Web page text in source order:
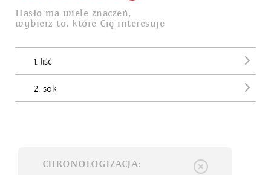
Jak korzystać
Hasło ma wiele znaczeń,
wybierz to, które Cię interesuje
1. liść
2. sok
CHRONOLOGIZACJA: